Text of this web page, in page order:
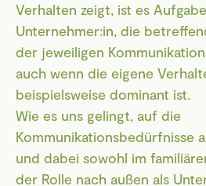
Verhalten zeigt, ist es
Unternehmer:in, die
der jeweiligen
auch wenn die eigene
beispielsweise dominant ist.
Wie es uns gelingt, auf die
Kommunikationsbedürfnisse
und dabei sowohl im
der Rolle nach außen als